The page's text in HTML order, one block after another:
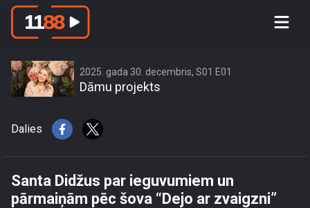
Santa Didžus par ieguvumiem un
2025. gada 30. decembris, S01 E01
Dāmu projekts
Dalies
Santa Didžus par ieguvumiem un
pārmaiņām pēc šova “Dejo ar zvaigzni”